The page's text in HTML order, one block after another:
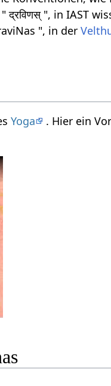
", in IAST
", in der
Yoga . Hier ein